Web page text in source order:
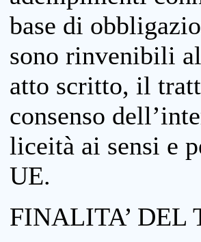
base di
sono rinvenibili
atto scritto, il
consenso
liceità ai sensi e
UE.
FINALITA’ DEL